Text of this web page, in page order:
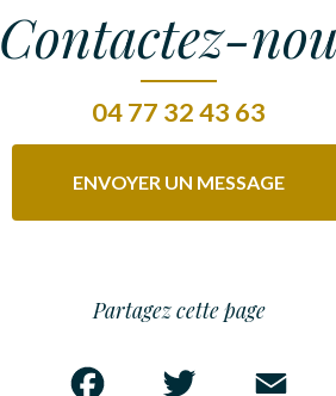
Contactez-
04 77 32 43 63
ENVOYER UN MESSAGE
Partagez cette page